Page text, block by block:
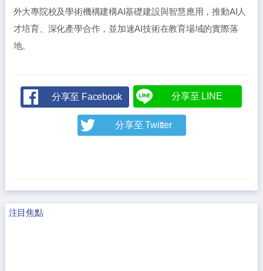
外大專院校及學術機構建構AI基礎建設與智慧應用，推動AI人
才培育、深化產學合作，並加速AI技術在教育場域的實際落
地。
分享至 Facebook 分享至 LINE
分享至 Twitter
注目焦點